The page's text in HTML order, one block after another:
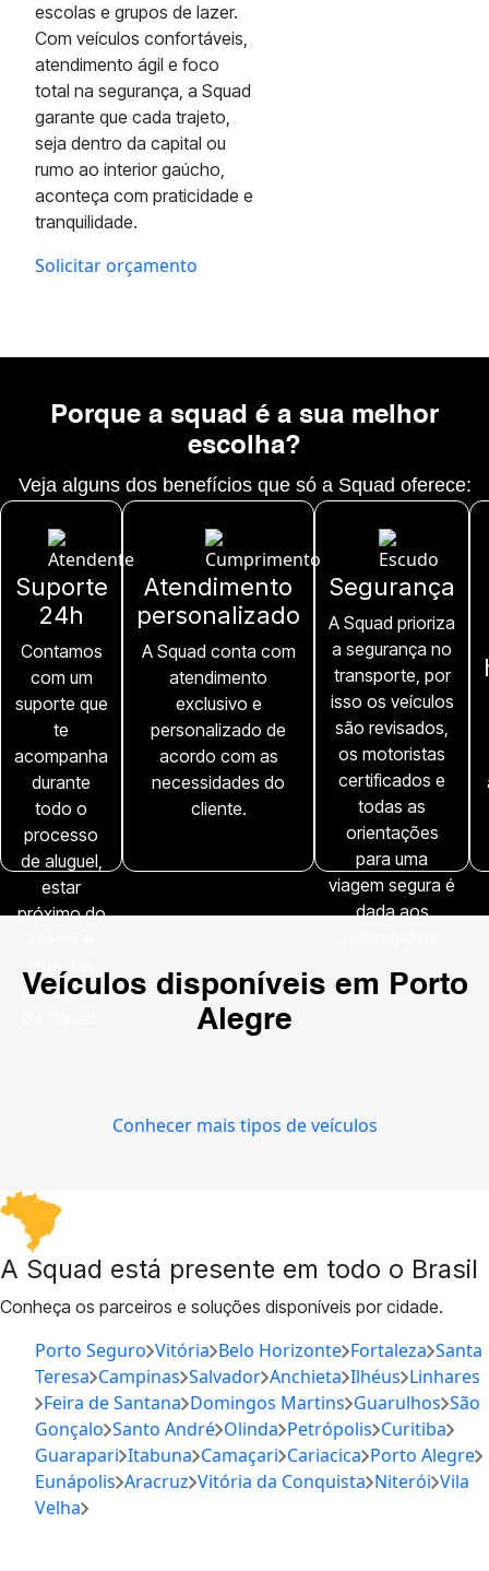
escolas e grupos de lazer.
Com veículos confortáveis,
atendimento ágil e foco
total na segurança, a Squad
garante que cada trajeto,
seja dentro da capital ou
rumo ao interior gaúcho,
aconteça com praticidade e
tranquilidade.
Solicitar orçamento
Porque a squad é a sua melhor
escolha?
Veja alguns dos benefícios que só a Squad oferece:
Suporte
24h
Contamos
com um
suporte que
te
acompanha
durante
todo o
processo
de aluguel,
estar
próximo do
uma das
vantagens
Atendimento
personalizado
A Squad conta com
atendimento
exclusivo e
personalizado de
acordo com as
necessidades do
cliente.
Segurança
A Squad prioriza
a segurança no
transporte, por
isso os veículos
são revisados,
os motoristas
certificados e
todas as
orientações
para uma
viagem segura é
dada aos
Veículos disponíveis em Porto
Alegre
Conhecer mais tipos de veículos
A Squad está presente em todo o Brasil
Conheça os parceiros e soluções disponíveis por cidade.
Porto Seguro Vitória Belo Horizonte Fortaleza Santa
Teresa Campinas Salvador Anchieta Ilhéus Linhares
Feira de Santana Domingos Martins Guarulhos São
Gonçalo Santo André Olinda Petrópolis Curitiba
Guarapari Itabuna Camaçari Cariacica Porto Alegre
Eunápolis Aracruz Vitória da Conquista Niterói Vila
Velha